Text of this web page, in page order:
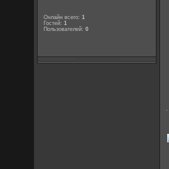
Онлайн всего:1
Гостей:1
Пользователей:0